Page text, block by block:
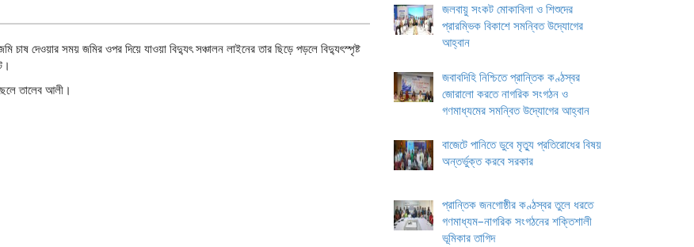
চাষ দেওয়ার সময় জমির ওপর দিয়ে যাওয়া বিদ্যুৎ সঞ্চালন লাইনের তার ছিড়ে পড়লে বিদ্যুৎস্পৃষ্ট
তালেব আলী।
জলবায়ু সংকট মোকাবিলা ও শিশুদের
প্রারম্ভিক বিকাশে সমন্বিত উদ্যোগের
আহ্বান
জবাবদিহি নিশ্চিতে প্রান্তিক কণ্ঠস্বর
জোরালো করতে নাগরিক সংগঠন ও
গণমাধ্যমের সমন্বিত উদ্যোগের আহ্বান
বাজেটে পানিতে ডুবে মৃত্যু প্রতিরোধের বিষয়
অন্তর্ভুক্ত করবে সরকার
প্রান্তিক জনগোষ্ঠীর কণ্ঠস্বর তুলে ধরতে
গণমাধ্যম–নাগরিক সংগঠনের শক্তিশালী
ভূমিকার তাগিদ